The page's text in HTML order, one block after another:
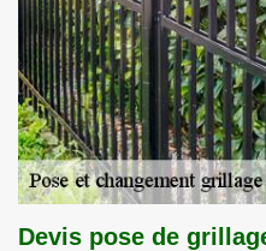
Devis pose de